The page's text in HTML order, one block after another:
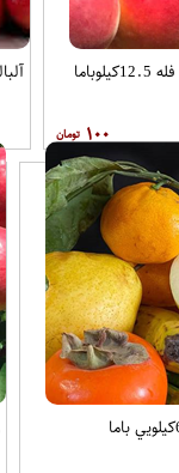
۱۰۰